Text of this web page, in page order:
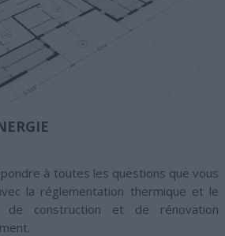
à toutes les questions que vous
la réglementation thermique et le
construction et de rénovation